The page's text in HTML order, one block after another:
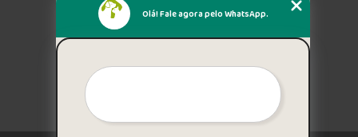
Missão
Mapa do site
Olá! Fale agora pelo WhatsApp.